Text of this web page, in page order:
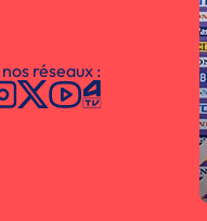
réseaux :